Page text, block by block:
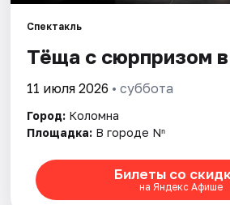
Рейтинги
Спектакль
Тёща с сюрпризом
11 июля 2026 • суббота
Город: Коломна
Площадка: В городе Nⁿ
Билеты со
на Яндекс Афише